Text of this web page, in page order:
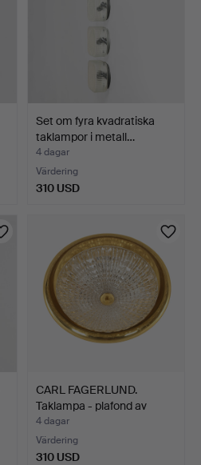
Set om fyra kvadratiska
taklampor i metall…
4 dagar
Värdering
310 USD
CARL FAGERLUND.
Taklampa - plafond av
glas…
4 dagar
Värdering
310 USD